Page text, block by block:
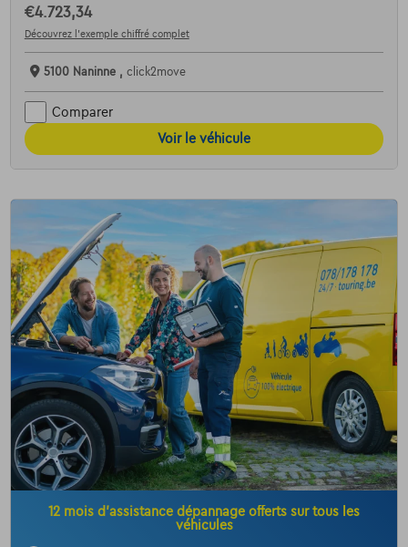
€4.723,34
Découvrez l’exemple chiffré complet
5100 Naninne , click2move
Comparer
Voir le véhicule
12 mois d’assistance dépannage offerts sur tous les
véhicules